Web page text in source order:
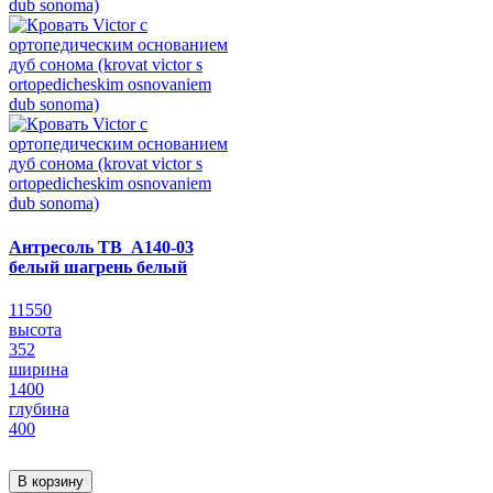
Антресоль ТВ_А140-03
белый шагрень белый
11550
высота
352
ширина
1400
глубина
400
В корзину